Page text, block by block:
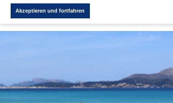
Akzeptieren und fortfahren